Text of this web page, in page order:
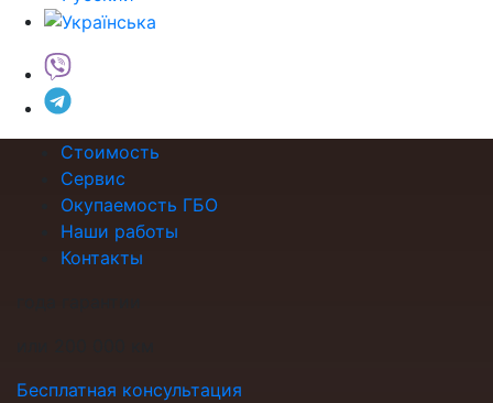
Стоимость
Сервис
Окупаемость ГБО
Наши работы
Контакты
Бесплатная консультация